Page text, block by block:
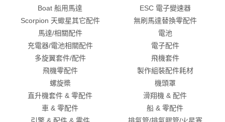
Boat 船用馬達
ESC 電子變速器
Scorpion 天蠍星其它配件
無刷馬達替換零配件
馬達/相關配件
電池
充電器/電池相關配件
電子配件
多旋翼套件/配件
飛機套件
飛機零配件
製作組裝配件耗材
螺旋槳
機頭罩
直升機套件 & 零配件
滑翔機 & 配件
車 & 零配件
船 & 零配件
引擎 & 配件 & 零件
排氣管/排氣膠管/火星塞